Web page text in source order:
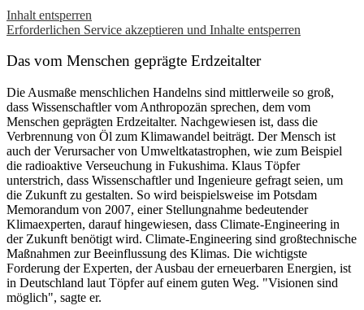
Inhalt entsperren
Erforderlichen Service akzeptieren und Inhalte entsperren
Das vom Menschen geprägte Erdzeitalter
Die Ausmaße menschlichen Handelns sind mittlerweile so groß,
dass Wissenschaftler vom Anthropozän sprechen, dem vom
Menschen geprägten Erdzeitalter. Nachgewiesen ist, dass die
Verbrennung von Öl zum Klimawandel beiträgt. Der Mensch ist
auch der Verursacher von Umweltkatastrophen, wie zum Beispiel
die radioaktive Verseuchung in Fukushima. Klaus Töpfer
unterstrich, dass Wissenschaftler und Ingenieure gefragt seien, um
die Zukunft zu gestalten. So wird beispielsweise im Potsdam
Memorandum von 2007, einer Stellungnahme bedeutender
Klimaexperten, darauf hingewiesen, dass Climate-Engineering in
der Zukunft benötigt wird. Climate-Engineering sind großtechnische
Maßnahmen zur Beeinflussung des Klimas. Die wichtigste
Forderung der Experten, der Ausbau der erneuerbaren Energien, ist
in Deutschland laut Töpfer auf einem guten Weg. "Visionen sind
möglich", sagte er.